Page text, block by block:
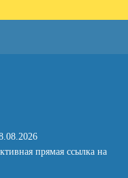
прямая ссылка на